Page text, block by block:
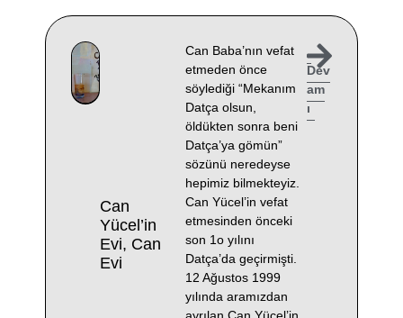
Can
Yücel’in
Evi, Can
Evi
Can Baba’nın vefat
etmeden önce
söylediği “Mekanım
Datça olsun,
öldükten sonra beni
Datça’ya gömün”
sözünü neredeyse
hepimiz bilmekteyiz.
Can Yücel’in vefat
etmesinden önceki
son 1o yılını
Datça’da geçirmişti.
12 Ağustos 1999
yılında aramızdan
ayrılan Can Yücel’in
Dev
am
ı